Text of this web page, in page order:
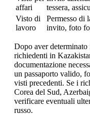
affari
tessera,
Visto di
lavoro
Permesso di
invito, foto
Dopo aver
richiedenti in
documentazione
un passaporto valido,
visti precedenti. Se i
Corea del Sud,
verificare eventuali
russo.